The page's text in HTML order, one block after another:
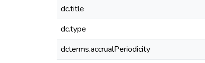
dc.title
dc.type
dcterms.accrualPeriodicity